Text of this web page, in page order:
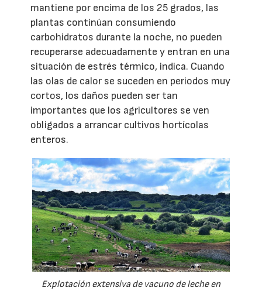
mantiene por encima de los 25 grados, las
plantas continúan consumiendo
carbohidratos durante la noche, no pueden
recuperarse adecuadamente y entran en una
situación de estrés térmico, indica. Cuando
las olas de calor se suceden en periodos muy
cortos, los daños pueden ser tan
importantes que los agricultores se ven
obligados a arrancar cultivos hortícolas
enteros.
Explotación extensiva de vacuno de leche en